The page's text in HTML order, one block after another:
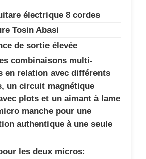
électrique 8 cordes
Tosin Abasi
de sortie élevée
combinaisons multi-
en relation avec différents
un circuit magnétique
plots et un aimant à lame
manche pour une
authentique à une seule
les deux micros: